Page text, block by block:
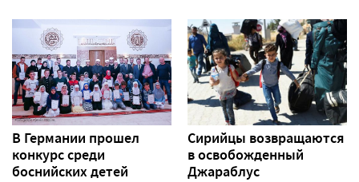
В Германии прошел
конкурс среди
боснийских детей
Сирийцы возвращаются
в освобожденный
Джараблус